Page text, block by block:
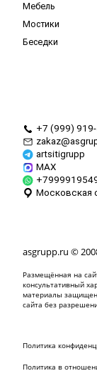
Мебель
Мостики
Беседки
+7 (999)
artsitigrupp
MAX
Московская
asgrupp.ru ©
Размещённая на
консультативный
материалы
сайта без
Политика
Политика в